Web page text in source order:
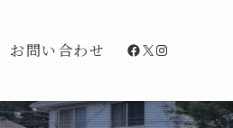
お問い合わせ Facebook
X